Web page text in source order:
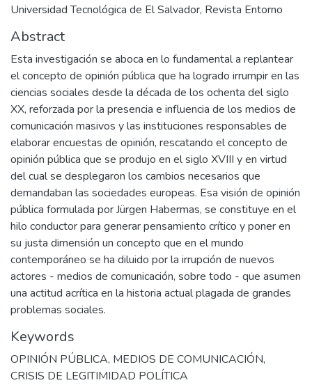
Universidad Tecnológica de El Salvador, Revista Entorno
Abstract
Esta investigación se aboca en lo fundamental a replantear
el concepto de opinión pública que ha logrado irrumpir en las
ciencias sociales desde la década de los ochenta del siglo
XX, reforzada por la presencia e influencia de los medios de
comunicación masivos y las instituciones responsables de
elaborar encuestas de opinión, rescatando el concepto de
opinión pública que se produjo en el siglo XVIII y en virtud
del cual se desplegaron los cambios necesarios que
demandaban las sociedades europeas. Esa visión de opinión
pública formulada por Jürgen Habermas, se constituye en el
hilo conductor para generar pensamiento crítico y poner en
su justa dimensión un concepto que en el mundo
contemporáneo se ha diluido por la irrupción de nuevos
actores - medios de comunicación, sobre todo - que asumen
una actitud acrítica en la historia actual plagada de grandes
problemas sociales.
Keywords
OPINIÓN PÚBLICA, MEDIOS DE COMUNICACIÓN,
CRISIS DE LEGITIMIDAD POLÍTICA